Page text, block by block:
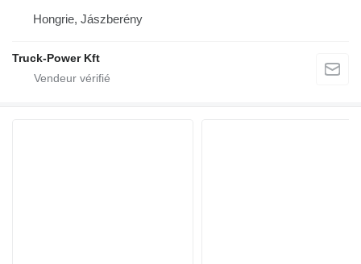
Hongrie, Jászberény
Truck-Power Kft